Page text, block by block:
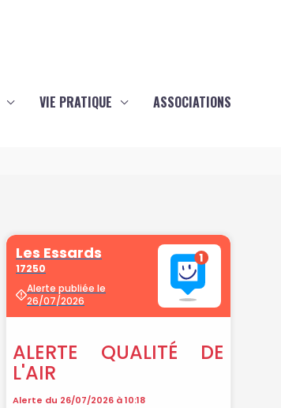
VIE PRATIQUE ASSOCIATIONS